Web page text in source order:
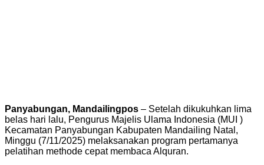
Panyabungan, Mandailingpos – Setelah dikukuhkan lima
belas hari lalu, Pengurus Majelis Ulama Indonesia (MUI )
Kecamatan Panyabungan Kabupaten Mandailing Natal,
Minggu (7/11/2025) melaksanakan program pertamanya
pelatihan methode cepat membaca Alquran.